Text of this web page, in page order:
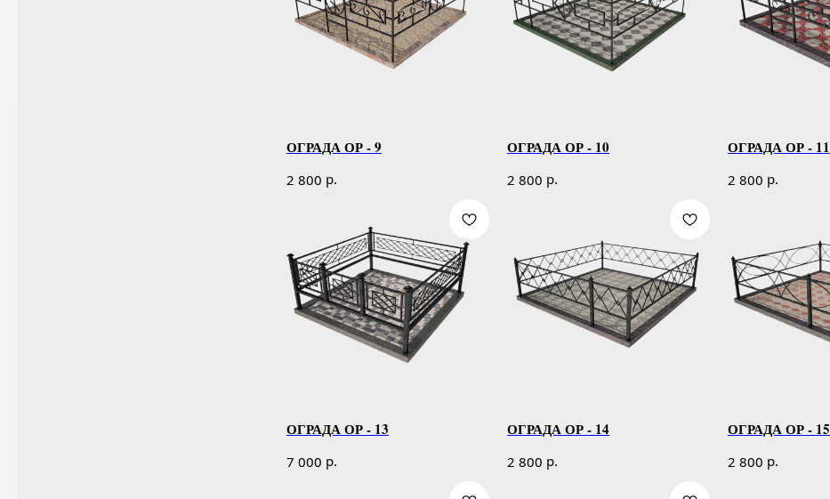
ОГРАДА ОР - 9
2 800 р.
ОГРАДА ОР - 10
2 800 р.
ОГРАДА ОР - 11
2 800 р.
ОГРАДА ОР - 13
7 000 р.
ОГРАДА ОР - 14
2 800 р.
ОГРАДА ОР - 15
2 800 р.